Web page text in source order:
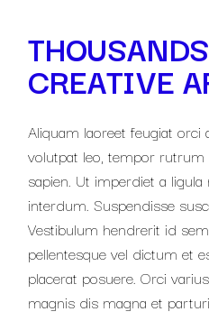
CREATIVE
Aliquam laoreet feugiat orci
volutpat leo, tempor
sapien. Ut imperdiet a
interdum. Suspendisse
Vestibulum hendrerit id
pellentesque vel dictum et
placerat posuere. Orci
magnis dis magna et